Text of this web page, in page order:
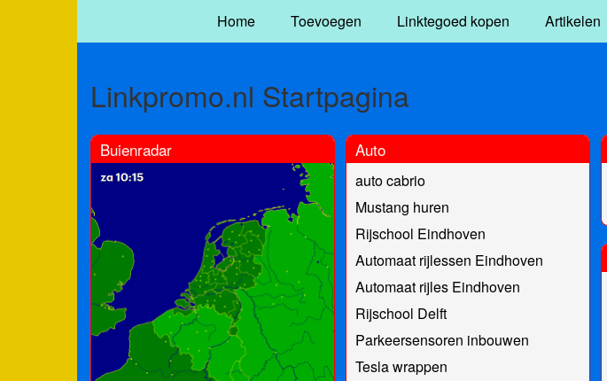
Home Toevoegen Linktegoed kopen Artikelen
Linkpromo.nl Startpagina
Buienradar Auto
auto cabrio
Mustang huren
Rijschool Eindhoven
Automaat rijlessen Eindhoven
Automaat rijles Eindhoven
Rijschool Delft
Parkeersensoren inbouwen
Tesla wrappen